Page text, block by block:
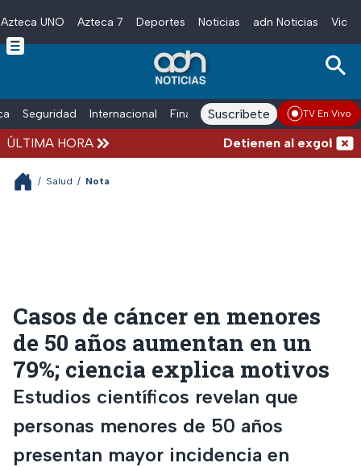
Skip to main content
Azteca UNO Azteca 7 Deportes Noticias adn Noticias
Seguridad Internacional Finanzas adn Noticias Radio
Suscríbete TV En Vivo
ÚLTIMA HORA Detienen al
/ Salud / Nota
Casos de cáncer en menores
de 50 años aumentan en un
79%; ciencia explica motivos
Estudios científicos revelan que
personas menores de 50 años
presentan mayor incidencia en